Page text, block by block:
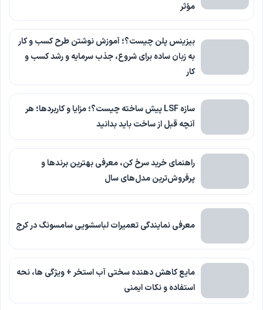
مؤثر
بیزینس پلن چیست؟؛ آموزش نوشتن طرح کسب و کار
به زبان ساده برای شروع، جذب سرمایه و رشد کسب و
کار
سازه LSF پیش ساخته چیست؟؛ مزایا و کاربردها؛ هر
آنچه قبل از ساخت باید بدانید
راهنمای خرید سرخ کن، معرفی بهترین برندها و
پرفروش‌ترین مدل‌های سال
معرفی نمایندگی تعمیرات لباسشویی سامسونگ در کرج
مایع کاهش دهنده سختی آب استخر + ویژگی ها، نحه
استفاده و نکات ایمنی